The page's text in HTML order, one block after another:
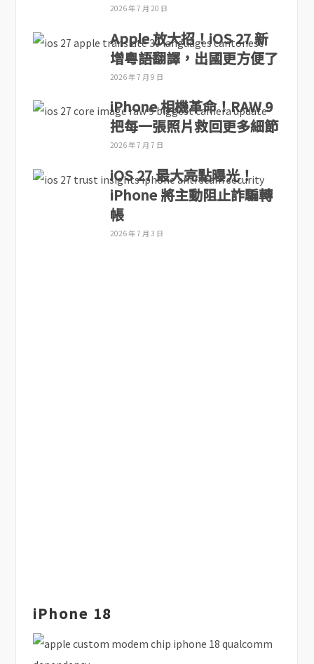
2026 年 7 月 20 日
Apple 放大招！iOS 27 新
增粵語翻譯，出國更方便了
2026 年 7 月 9 日
iPhone 相機革命！RAW 9
把每一張照片救回更多細節
2026 年 7 月 7 日
iOS 27 最大亮點曝光！
iPhone 將主動阻止詐騙轉
帳
2026 年 7 月 3 日
iPhone 18